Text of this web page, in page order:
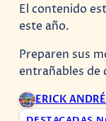
El contenido
este año.
Preparen sus
entrañables de
ERICK